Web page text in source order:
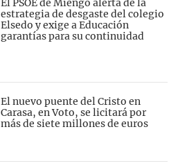
El PSOE de Miengo alerta de la
estrategia de desgaste del colegio
Elsedo y exige a Educación
garantías para su continuidad
El nuevo puente del Cristo en
Carasa, en Voto, se licitará por
más de siete millones de euros